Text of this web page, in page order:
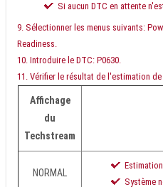
Si aucun DTC en attente
Sélectionner les menus suivants:
Readiness.
Introduire le DTC: P0630.
Vérifier le résultat de l'estimation de
Affichage
du
Techstream
NORMAL
Système